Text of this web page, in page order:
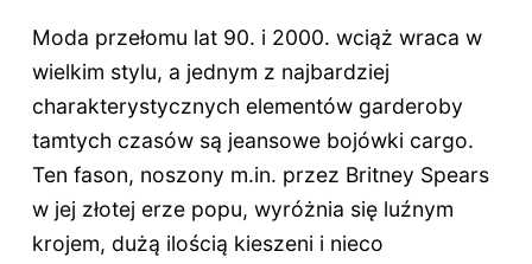
Moda przełomu lat 90. i 2000. wciąż wraca w
wielkim stylu, a jednym z najbardziej
charakterystycznych elementów garderoby
tamtych czasów są jeansowe bojówki cargo.
Ten fason, noszony m.in. przez Britney Spears
w jej złotej erze popu, wyróżnia się luźnym
krojem, dużą ilością kieszeni i nieco